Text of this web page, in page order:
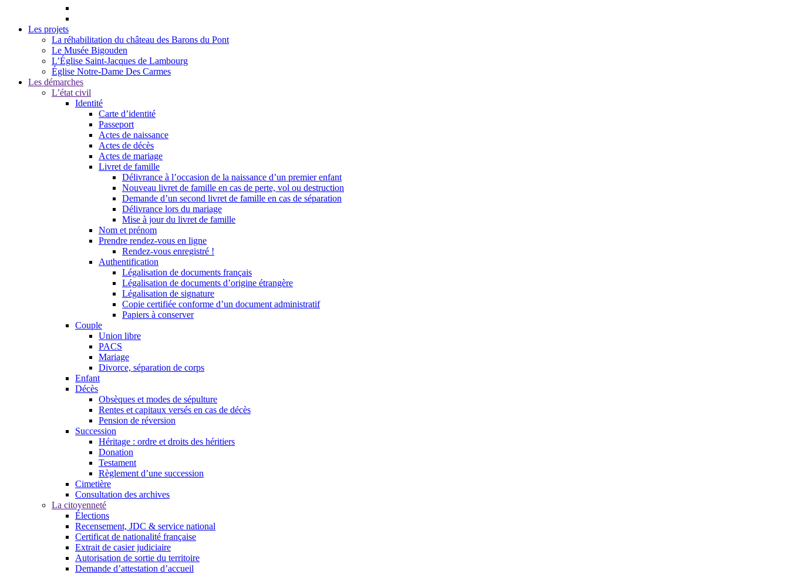
Les projets
La réhabilitation du château des Barons du Pont
Le Musée Bigouden
L’Église Saint-Jacques de Lambourg
Église Notre-Dame Des Carmes
Les démarches
L’état civil
Identité
Carte d’identité
Passeport
Actes de naissance
Actes de décès
Actes de mariage
Livret de famille
Délivrance à l’occasion de la naissance d’un premier enfant
Nouveau livret de famille en cas de perte, vol ou destruction
Demande d’un second livret de famille en cas de séparation
Délivrance lors du mariage
Mise à jour du livret de famille
Nom et prénom
Prendre rendez-vous en ligne
Rendez-vous enregistré !
Authentification
Légalisation de documents français
Légalisation de documents d’origine étrangère
Légalisation de signature
Copie certifiée conforme d’un document administratif
Papiers à conserver
Couple
Union libre
PACS
Mariage
Divorce, séparation de corps
Enfant
Décès
Obsèques et modes de sépulture
Rentes et capitaux versés en cas de décès
Pension de réversion
Succession
Héritage : ordre et droits des héritiers
Donation
Testament
Règlement d’une succession
Cimetière
Consultation des archives
La citoyenneté
Élections
Recensement, JDC & service national
Certificat de nationalité française
Extrait de casier judiciaire
Autorisation de sortie du territoire
Demande d’attestation d’accueil